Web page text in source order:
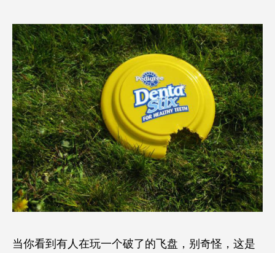
当你看到有人在玩一个破了的飞盘，别奇怪，这是